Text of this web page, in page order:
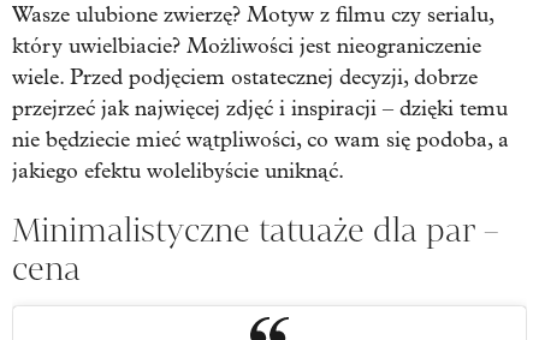
Wasze ulubione zwierzę? Motyw z filmu czy serialu,
który uwielbiacie? Możliwości jest nieograniczenie
wiele. Przed podjęciem ostatecznej decyzji, dobrze
przejrzeć jak najwięcej zdjęć i inspiracji – dzięki temu
nie będziecie mieć wątpliwości, co wam się podoba, a
jakiego efektu wolelibyście uniknąć.
Minimalistyczne tatuaże dla par –
cena